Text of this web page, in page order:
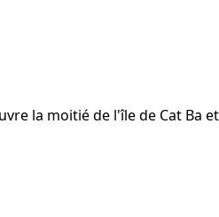
la moitié de l'île de Cat Ba